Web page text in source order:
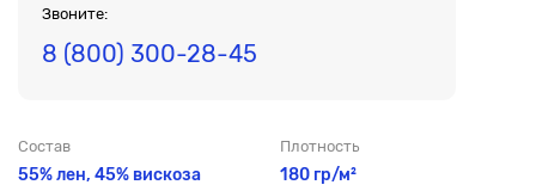
Звоните:
8 (800) 300-28-45
Состав
55% лен, 45% вискоза
Плотность
180 гр/м²